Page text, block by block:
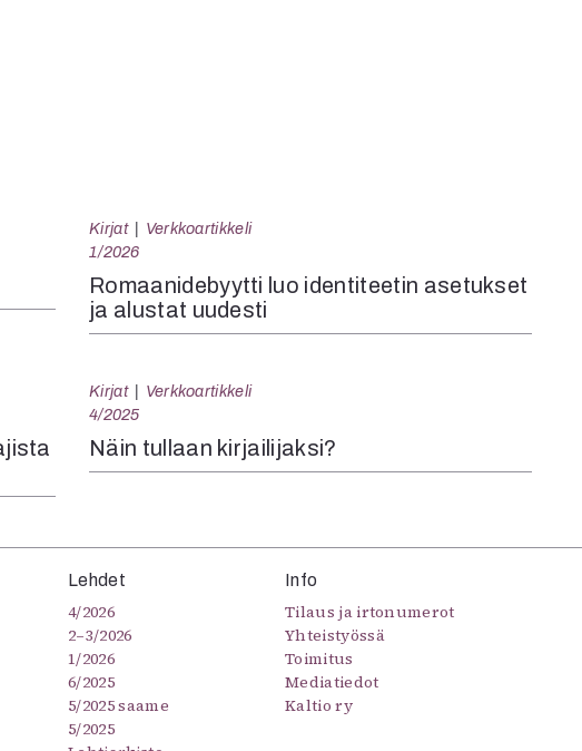
Kirjat
Verkkoartikkeli
1/2026
Romaanidebyytti luo identiteetin asetukset
ja alustat uudesti
Kirjat
Verkkoartikkeli
4/2025
Näin tullaan kirjailijaksi?
Lehdet
4/2026
2–3/2026
1/2026
6/2025
5/2025 saame
5/2025
Info
Tilaus ja irtonumerot
Yhteistyössä
Toimitus
Mediatiedot
Kaltio ry